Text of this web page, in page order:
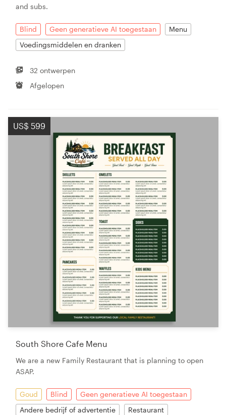
and subs.
Blind Geen generatieve AI toegestaan
Menu
Voedingsmiddelen en dranken
32 ontwerpen
Afgelopen
US$ 599
South Shore Cafe Menu
We are a new Family Restaurant that is planning to open
ASAP.
Goud Blind
Geen generatieve AI toegestaan
Andere bedrijf of advertentie
Restaurant